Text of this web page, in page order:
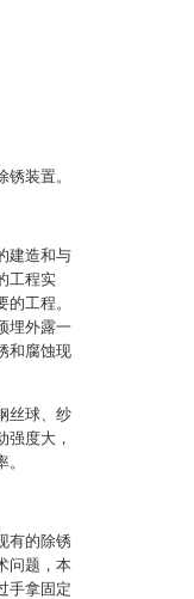
装置。
建造和与
工程实
工程。
埋外露一
和腐蚀现
丝球、纱
强度大，
有的除锈
问题，本
手拿固定